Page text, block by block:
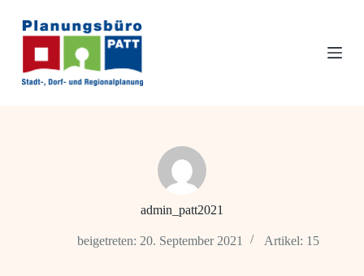
u
h
admin_patt2021
beigetreten: 20. September 2021 Artikel: 15